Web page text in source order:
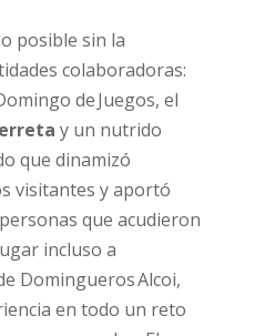
posible sin la
colaboradoras:
de Juegos, el
y un nutrido
que dinamizó
visitantes y aportó
que acudieron
incluso a
Domingueros Alcoi,
en todo un reto